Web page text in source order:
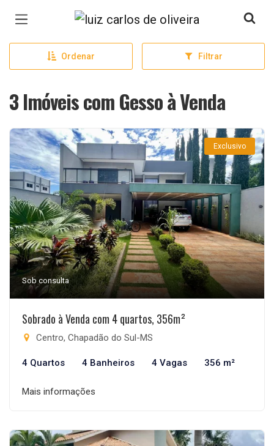
Página inicial
Ordenar Filtrar
3 Imóveis com Gesso à Venda
Exclusivo
Sob consulta
Sobrado à Venda com 4 quartos, 356m²
Centro, Chapadão do Sul-MS
4 Quartos 4 Banheiros 4 Vagas 356 m²
Mais informações